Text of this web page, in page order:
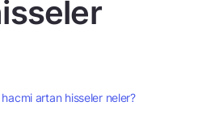
artan hisseler neler?